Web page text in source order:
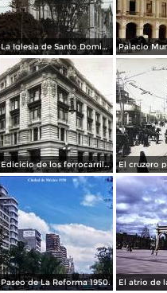
La Iglesia de Santo Domingo.
Edicicio de los ferrocarriles.
Paseo de La Reforma 1950.